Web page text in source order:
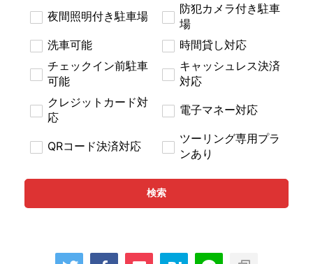
夜間照明付き駐車場
防犯カメラ付き駐車
場
洗車可能
時間貸し対応
チェックイン前駐車
可能
キャッシュレス決済
対応
クレジットカード対
応
電子マネー対応
QRコード決済対応
ツーリング専用プラ
ンあり
検索